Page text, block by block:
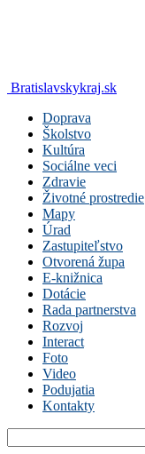
Bratislavskykraj.sk
Doprava
Školstvo
Kultúra
Sociálne veci
Zdravie
Životné prostredie
Mapy
Úrad
Zastupiteľstvo
Otvorená župa
E-knižnica
Dotácie
Rada partnerstva
Rozvoj
Interact
Foto
Video
Podujatia
Kontakty